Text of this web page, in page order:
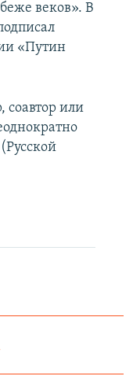
веков». В
«Путин
соавтор или